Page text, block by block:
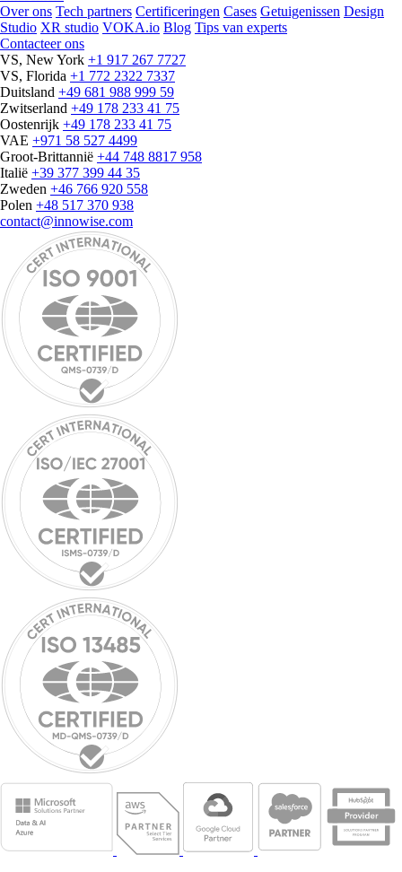
Over ons Tech partners Certificeringen Cases Getuigenissen Design
Studio XR studio VOKA.io Blog Tips van experts
Contacteer ons
VS, New York +1 917 267 7727
VS, Florida +1 772 2322 7337
Duitsland +49 681 988 999 59
Zwitserland +49 178 233 41 75
Oostenrijk +49 178 233 41 75
VAE +971 58 527 4499
Groot-Brittannië +44 748 8817 958
Italië +39 377 399 44 35
Zweden +46 766 920 558
Polen +48 517 370 938
contact@innowise.com